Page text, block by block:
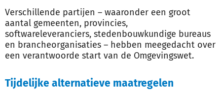
Verschillende partijen – waaronder een groot
aantal gemeenten, provincies,
softwareleveranciers, stedenbouwkundige bureaus
en brancheorganisaties – hebben meegedacht over
een verantwoorde start van de Omgevingswet.
Tijdelijke alternatieve maatregelen